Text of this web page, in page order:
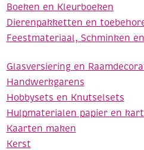
Boeken en Kleurboeken
Dierenpakketten en
Feestmateriaal, Schminken
Glasversiering en
Handwerkgarens
Hobbysets en Knutselsets
Hulpmaterialen papier en
Kaarten maken
Kerst